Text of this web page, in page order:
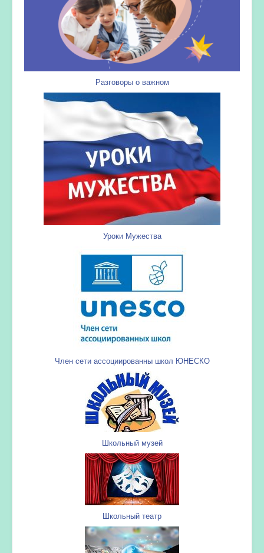
Разговоры о важном
Уроки Мужества
Член сети ассоциированны школ ЮНЕСКО
Школьный музей
Школьный театр